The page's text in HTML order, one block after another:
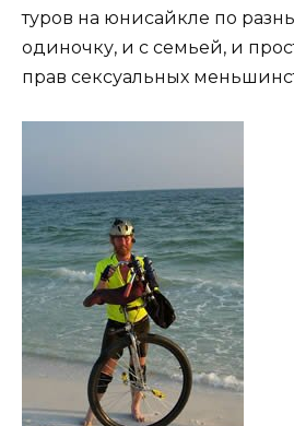
туров на юнисайкле по
одиночку, и с семьей, и
прав сексуальных